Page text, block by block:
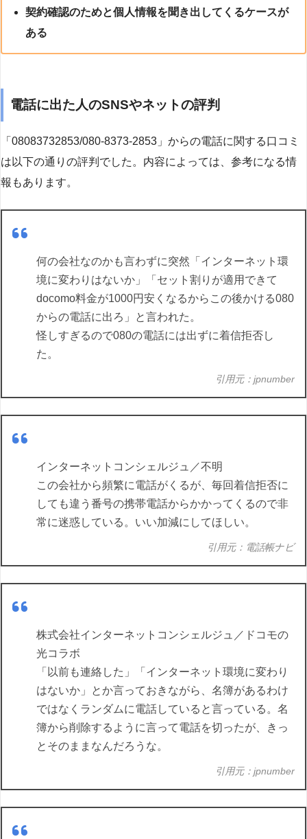
契約確認のためと個人情報を聞き出してくるケースが
ある
電話に出た人のSNSやネットの評判
「08083732853/080-8373-2853」からの電話に関する口コミ
は以下の通りの評判でした。内容によっては、参考になる情
報もあります。
何の会社なのかも言わずに突然「インターネット環
境に変わりはないか」「セット割りが適用できて
docomo料金が1000円安くなるからこの後かける080
からの電話に出ろ」と言われた。
怪しすぎるので080の電話には出ずに着信拒否し
た。
引用元：jpnumber
インターネットコンシェルジュ／不明
この会社から頻繁に電話がくるが、毎回着信拒否に
しても違う番号の携帯電話からかかってくるので非
常に迷惑している。いい加減にしてほしい。
引用元：電話帳ナビ
株式会社インターネットコンシェルジュ／ドコモの
光コラボ
「以前も連絡した」「インターネット環境に変わり
はないか」とか言っておきながら、名簿があるわけ
ではなくランダムに電話していると言っている。名
簿から削除するように言って電話を切ったが、きっ
とそのままなんだろうな。
引用元：jpnumber